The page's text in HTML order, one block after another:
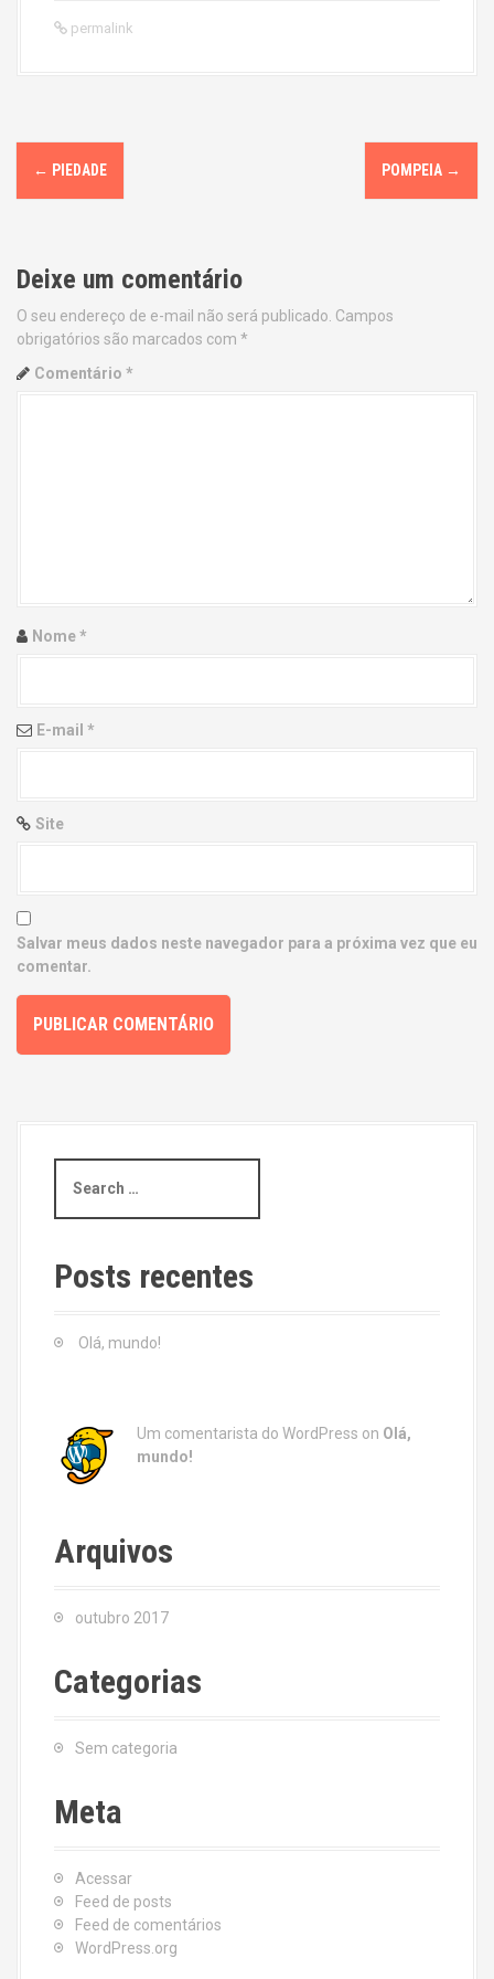
permalink
P
o
t
n
a
i
n
← PIEDADE POMPEIA →
Deixe um comentário
O seu endereço de e-mail não será publicado. Campos
obrigatórios são marcados com *
Comentário *
Nome*
E-mail *
Site
Salvar meus dados neste navegador para a próxima vez que eu
comentar.
a
c
h
Posts recentes
Olá, mundo!
Um comentarista do WordPress on Olá,
mundo!
Arquivos
outubro 2017
Categorias
Sem categoria
Meta
Acessar
Feed de posts
Feed de comentários
WordPress.org